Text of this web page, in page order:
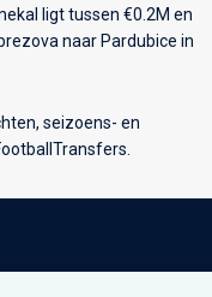
ligt tussen €0.2M en
naar Pardubice in
seizoens- en